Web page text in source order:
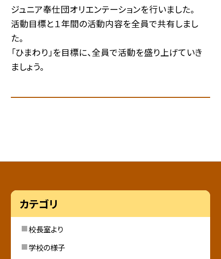
ジュニア奉仕団オリエンテーションを行いました。
活動目標と１年間の活動内容を全員で共有しまし
た。
「ひまわり」を目標に、全員で活動を盛り上げていき
ましょう。
カテゴリ
校長室より
学校の様子